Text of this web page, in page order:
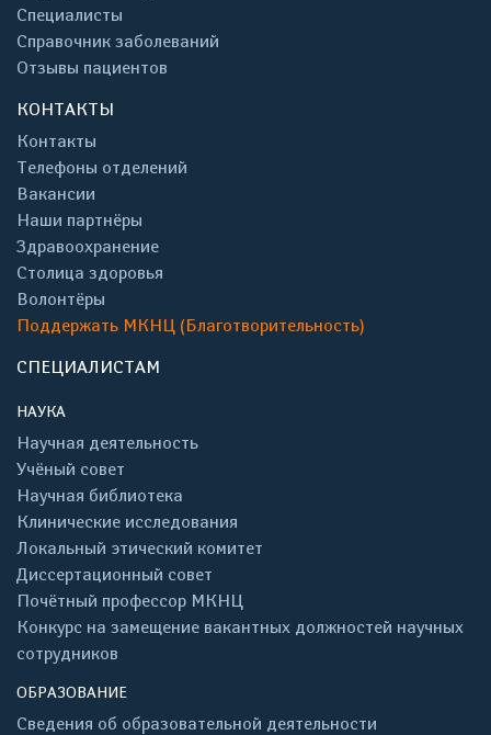
Специалисты
Справочник заболеваний
Отзывы пациентов
КОНТАКТЫ
Контакты
Телефоны отделений
Вакансии
Наши партнёры
Здравоохранение
Столица здоровья
Волонтёры
Поддержать МКНЦ (Благотворительность)
СПЕЦИАЛИСТАМ
НАУКА
Научная деятельность
Учёный совет
Научная библиотека
Клинические исследования
Локальный этический комитет
Диссертационный совет
Почётный профессор МКНЦ
Конкурс на замещение вакантных должностей научных
сотрудников
ОБРАЗОВАНИЕ
Сведения об образовательной деятельности